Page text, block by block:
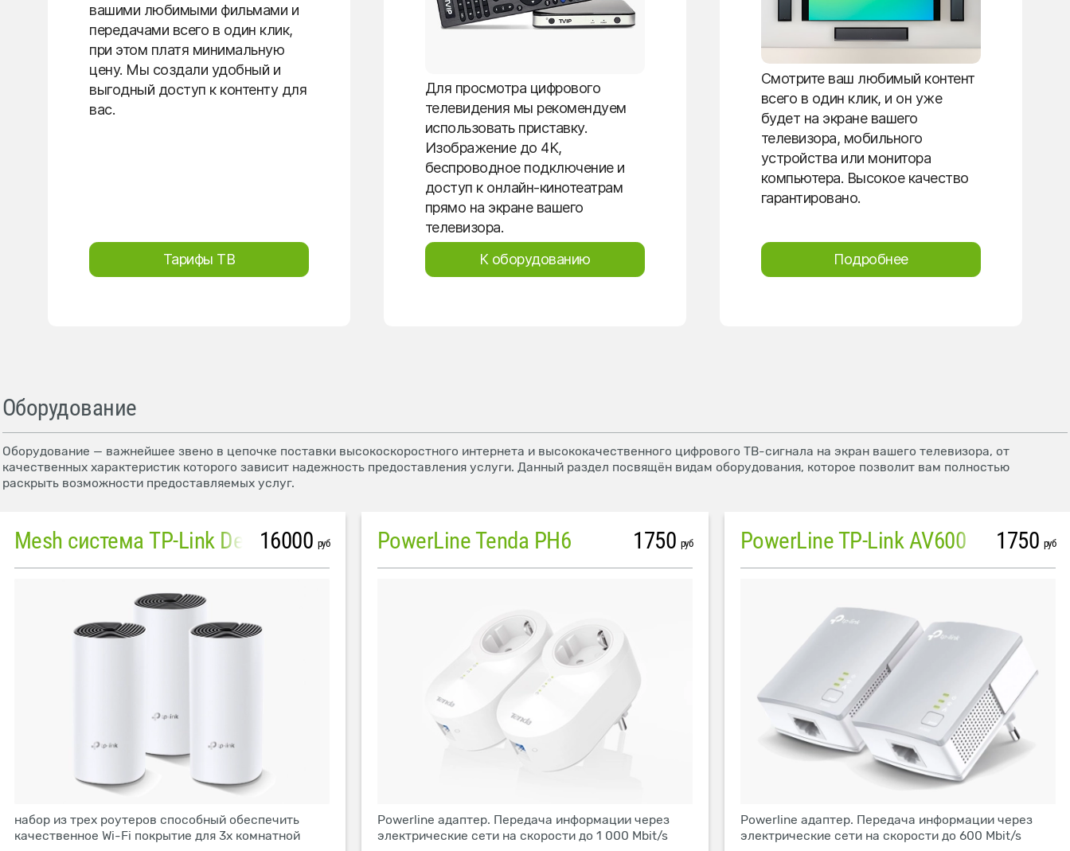
вашими любимыми фильмами и
передачами всего в один клик,
при этом платя минимальную
цену. Мы создали удобный и
выгодный доступ к контенту для
вас.
Тарифы ТВ
Для просмотра цифрового
телевидения мы рекомендуем
использовать приставку.
Изображение до 4K,
беспроводное подключение и
доступ к онлайн-кинотеатрам
прямо на экране вашего
телевизора.
К оборудованию
Смотрите ваш любимый контент
всего в один клик, и он уже
будет на экране вашего
телевизора, мобильного
устройства или монитора
компьютера. Высокое качество
гарантировано.
Подробнее
Оборудование
Оборудование — важнейшее звено в цепочке поставки высокоскоростного интернета и высококачественного цифрового ТВ-сигнала на экран вашего телевизора, от
качественных характеристик которого зависит надежность предоставления услуги. Данный раздел посвящён видам оборудования, которое позволит вам полностью
раскрыть возможности предоставляемых услуг.
Mesh система TP-Link Deco M4 (3 устройства)
16000 руб
набор из трех роутеров способный обеспечить
качественное Wi-Fi покрытие для 3х комнатной
PowerLine Tenda PH6 1750 руб
Powerline адаптер. Передача информации через
электрические сети на скорости до 1 000 Mbit/s
PowerLine TP-Link AV600 1750 руб
Powerline адаптер. Передача информации через
электрические сети на скорости до 600 Mbit/s